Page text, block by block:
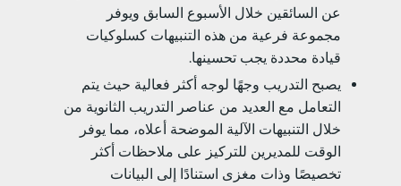
عن السائقين خلال الأسبوع السابق ويوفر
مجموعة فرعية من هذه التنبيهات كسلوكيات
قيادة محددة يجب تحسينها.
يصبح التدريب وجهًا لوجه أكثر فعالية حيث يتم
التعامل مع العديد من عناصر التدريب الثانوية من
خلال التنبيهات الآلية الموضحة أعلاه، مما يوفر
الوقت للمديرين للتركيز على ملاحظات أكثر
تخصيصًا وذات مغزى استنادًا إلى البيانات